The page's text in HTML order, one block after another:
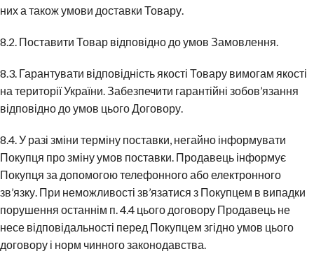
них а також умови доставки Товару.
8.2. Поставити Товар відповідно до умов Замовлення.
8.3. Гарантувати відповідність якості Товару вимогам якості
на території України. Забезпечити гарантійні зобов’язання
відповідно до умов цього Договору.
8.4. У разі зміни терміну поставки, негайно інформувати
Покупця про зміну умов поставки. Продавець інформує
Покупця за допомогою телефонного або електронного
зв’язку. При неможливості зв’язатися з Покупцем в випадки
порушення останнім п. 4.4 цього договору Продавець не
несе відповідальності перед Покупцем згідно умов цього
договору і норм чинного законодавства.